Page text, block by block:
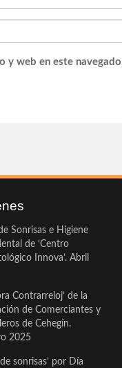
y web en este
de Sonrisas e Higiene
de ‘Centro
Innova’. Abril
Contrarreloj’ de la
de Comerciantes y
de Cehegín.
2025
de sonrisas’ por Día